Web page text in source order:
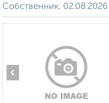
Собственник, 02.08.2026
‹